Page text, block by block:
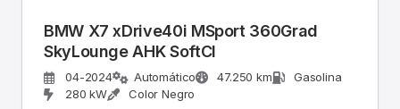
BMW X7 xDrive40i MSport 360Grad
SkyLounge AHK SoftCl
04-2024 Automático 47.250 km
Gasolina
280 kW
Color Negro